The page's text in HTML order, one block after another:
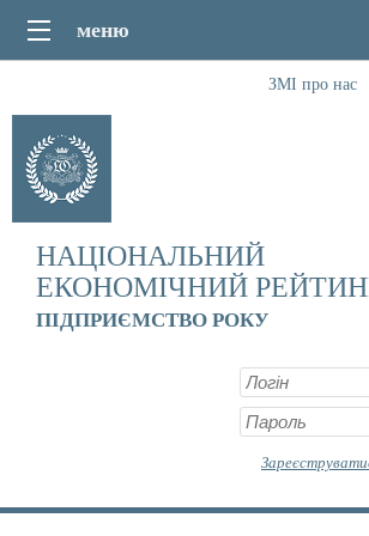
ЗМІ про нас
НАЦІОНАЛЬНИЙ
ЕКОНОМІЧНИЙ
ПІДПРИЄМСТВО РОКУ
меню